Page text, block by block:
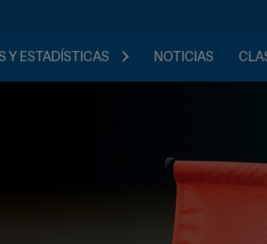
Y ESTADÍSTICAS NOTICIAS